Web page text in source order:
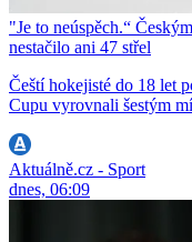
"Je to neúspěch.“
nestačilo ani 47 střel
Čeští hokejisté do 18 let
Cupu vyrovnali šestým
Aktuálně.cz - Sport
dnes, 06:09